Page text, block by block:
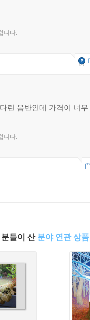
니다.
린 음반인데 가격이 너
니다.
들이 산 분야 연관 상품